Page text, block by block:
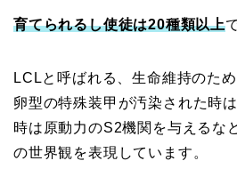
育てられるし使徒は20種類以上
LCLと呼ばれる、生命維持のた
卵型の特殊装甲が汚染された時
時は原動力のS2機関を与えるな
の世界観を表現しています。